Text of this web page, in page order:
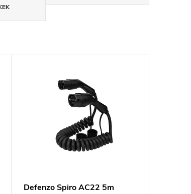
Defenzo Spiro AC22 5m